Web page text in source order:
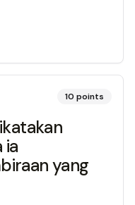
10 points
ia
yang